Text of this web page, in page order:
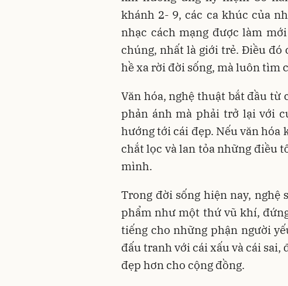
khánh 2- 9, các ca khúc của
nhạc cách mạng được làm
chúng, nhất là giới trẻ. Điều đó
hề xa rời đời sống, mà luôn tìm
Văn hóa, nghệ thuật bắt đầu từ
phản ánh mà phải trở lại với
hướng tới cái đẹp. Nếu văn hóa
chắt lọc và lan tỏa những điều
mình.
Trong đời sống hiện nay,
phẩm như một thứ vũ khí,
tiếng cho những phận người
đấu tranh với cái xấu và cái
đẹp hơn cho cộng đồng.